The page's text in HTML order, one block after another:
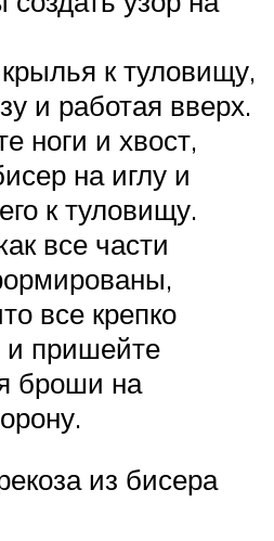
к туловищу,
и работая вверх.
ноги и хвост,
на иглу и
к туловищу.
все части
все крепко
и пришейте
броши на
из бисера